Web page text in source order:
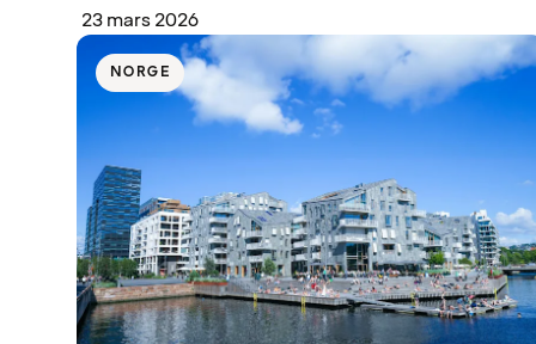
23 mars 2026
NORGE